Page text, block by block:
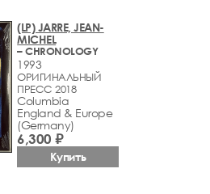
(LP) JARRE, JEAN-
MICHEL
– CHRONOLOGY
1993
ОРИГИНАЛЬНЫЙ
ПРЕСС 2018
Columbia
England & Europe
(Germany)
6,300 ₽
Купить